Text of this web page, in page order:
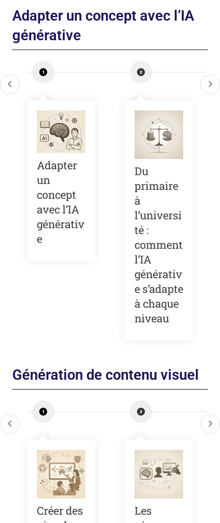
Adapter un concept avec l’IA
générative
Adapter
un
concept
avec l’IA
générativ
e
Du
primaire
à
l’universi
té :
comment
l’IA
générativ
e s’adapte
à chaque
niveau
Génération de contenu visuel
Créer des
Les